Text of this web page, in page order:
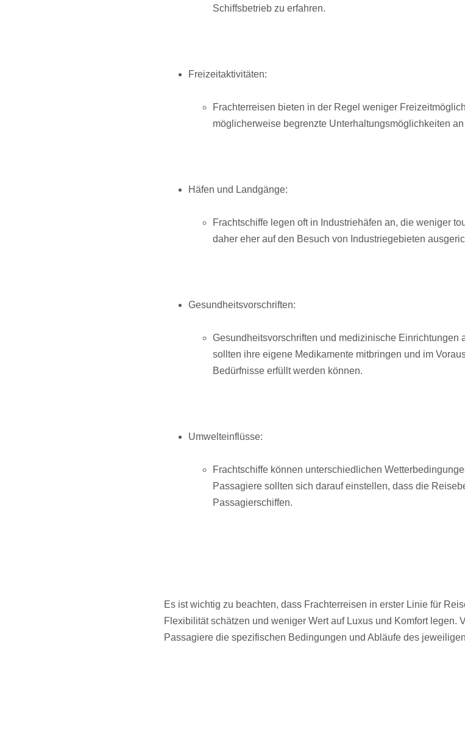
Schiffsbetrieb zu erfahren.
Freizeitaktivitäten:
Frachterreisen bieten in der Regel weniger
möglicherweise begrenzte Unterhaltungsmöglichkeiten an
Häfen und Landgänge:
Frachtschiffe legen oft in Industriehäfen an, die weniger
daher eher auf den Besuch von Industriegebieten
Gesundheitsvorschriften:
Gesundheitsvorschriften und medizinische Einrichtungen
sollten ihre eigene Medikamente mitbringen und im
Bedürfnisse erfüllt werden können.
Umwelteinflüsse:
Frachtschiffe können unterschiedlichen
Passagiere sollten sich darauf einstellen, dass die
Passagierschiffen.
Es ist wichtig zu beachten, dass Frachterreisen in erster Linie für
Flexibilität schätzen und weniger Wert auf Luxus und Komfort legen.
Passagiere die spezifischen Bedingungen und Abläufe des